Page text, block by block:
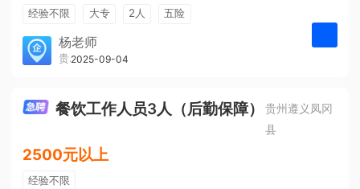
经验不限 大专 2人
五险
带薪年假
年终奖
免费培训
包住宿
杨老师
贵州大美前程文化发展有限公司
2025-09-04
餐饮工作人员3人（后勤保障）
贵州遵义凤冈
县
2500元以上
经验不限